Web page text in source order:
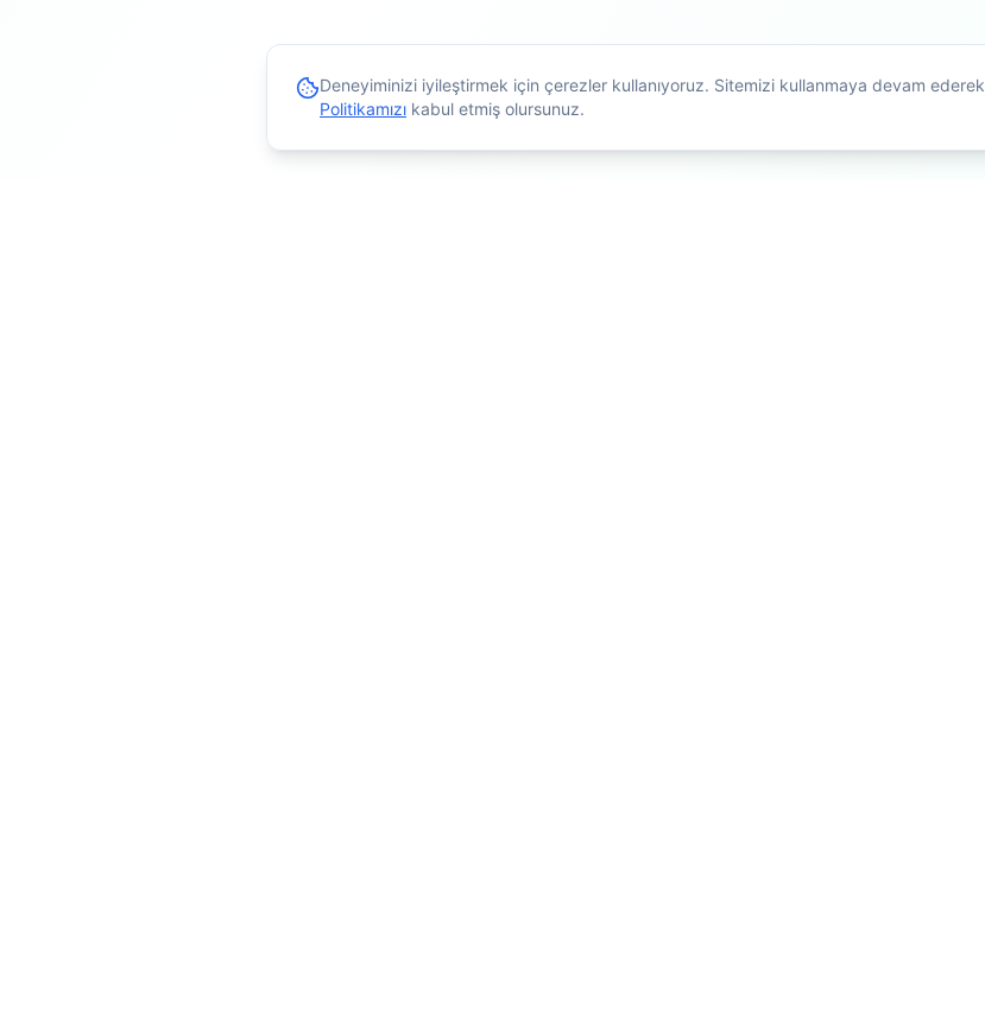
Deneyiminizi iyileştirmek için çerezler kullanıyoruz. Sitemizi kullanmaya devam ederek
Politikamızı kabul etmiş olursunuz.